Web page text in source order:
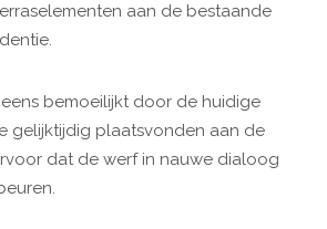
aan de bestaande
bemoeilijkt door de huidige
gelijktijdig plaatsvonden aan de
dat de werf in nauwe dialoog